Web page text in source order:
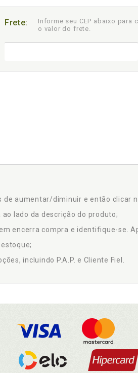
Frete:
Informe seu CEP abaixo para
o valor do frete.
aumentar/diminuir e então clicar
lado da descrição do produto;
encerra compra e identifique-se.
incluindo P.A.P. e Cliente Fiel.